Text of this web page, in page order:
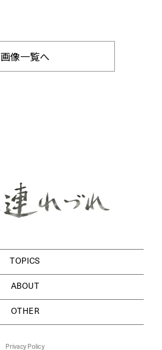
画像一覧へ
TOPICS
ABOUT
OTHER
Privacy Policy